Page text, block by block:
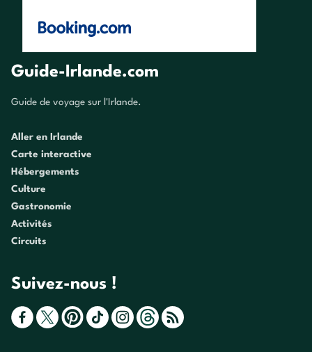
Guide-Irlande.com
Guide de voyage sur l'Irlande.
Aller en Irlande
Carte interactive
Hébergements
Culture
Gastronomie
Activités
Circuits
Suivez-nous !